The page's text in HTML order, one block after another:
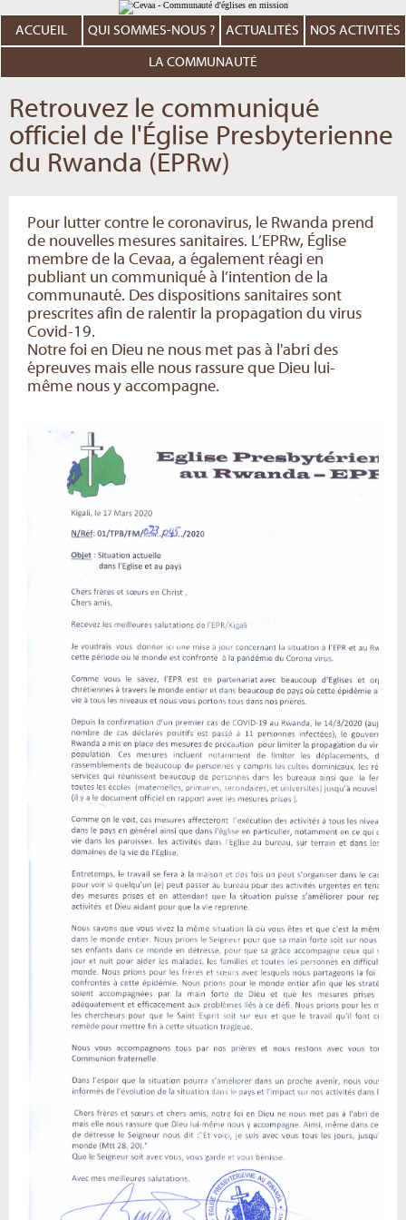
au
contenu.
Aller
personnels
ACCUEIL QUI SOMMES-NOUS ? ACTUALITÉS NOS ACTIVITÉS
LA COMMUNAUTÉ
Retrouvez le communiqué
officiel de l'Église Presbyterienne
du Rwanda (EPRw)
Pour lutter contre le coronavirus, le Rwanda prend
de nouvelles mesures sanitaires. L’EPRw, Église
membre de la Cevaa, a également réagi en
publiant un communiqué à l’intention de la
communauté. Des dispositions sanitaires sont
prescrites afin de ralentir la propagation du virus
Covid-19.
Notre foi en Dieu ne nous met pas à l'abri des
épreuves mais elle nous rassure que Dieu lui-
même nous y accompagne.